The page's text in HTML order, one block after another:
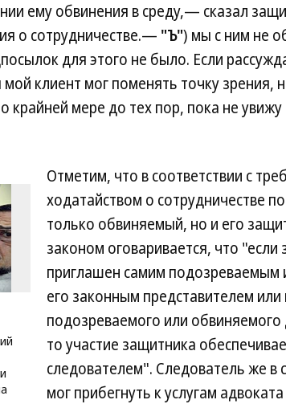
ему обвинения в среду,— сказал
о сотрудничестве.— "Ъ") мы с ним не
для этого не было. Если
клиент мог поменять точку зрения,
крайней мере до тех пор, пока не
Отметим, что в соответствии с
ходатайством о сотрудничестве
только обвиняемый, но и его
законом оговаривается, что "если
приглашен самим
его законным представителем
подозреваемого или
то участие защитника
следователем". Следователь же в
мог прибегнуть к услугам